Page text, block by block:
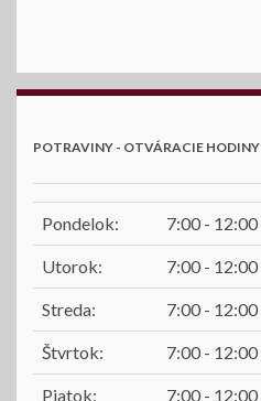
POTRAVINY - OTVÁRACIE HODINY
Pondelok: 7:00 - 12:00
Utorok: 7:00 - 12:00
Streda: 7:00 - 12:00
Štvrtok: 7:00 - 12:00
Piatok: 7:00 - 12:00